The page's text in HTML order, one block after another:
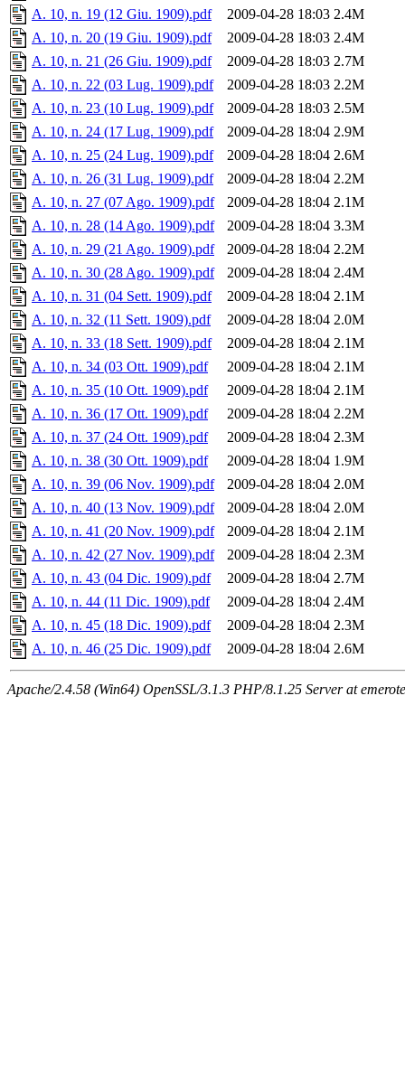
A. 10, n. 19 (12 Giu. 1909).pdf
2009-04-28 18:03 2.4M
A. 10, n. 20 (19 Giu. 1909).pdf
2009-04-28 18:03 2.4M
A. 10, n. 21 (26 Giu. 1909).pdf
2009-04-28 18:03 2.7M
A. 10, n. 22 (03 Lug. 1909).pdf
2009-04-28 18:03 2.2M
A. 10, n. 23 (10 Lug. 1909).pdf
2009-04-28 18:03 2.5M
A. 10, n. 24 (17 Lug. 1909).pdf
2009-04-28 18:04 2.9M
A. 10, n. 25 (24 Lug. 1909).pdf
2009-04-28 18:04 2.6M
A. 10, n. 26 (31 Lug. 1909).pdf
2009-04-28 18:04 2.2M
A. 10, n. 27 (07 Ago. 1909).pdf
2009-04-28 18:04 2.1M
A. 10, n. 28 (14 Ago. 1909).pdf
2009-04-28 18:04 3.3M
A. 10, n. 29 (21 Ago. 1909).pdf
2009-04-28 18:04 2.2M
A. 10, n. 30 (28 Ago. 1909).pdf
2009-04-28 18:04 2.4M
A. 10, n. 31 (04 Sett. 1909).pdf
2009-04-28 18:04 2.1M
A. 10, n. 32 (11 Sett. 1909).pdf
2009-04-28 18:04 2.0M
A. 10, n. 33 (18 Sett. 1909).pdf
2009-04-28 18:04 2.1M
A. 10, n. 34 (03 Ott. 1909).pdf
2009-04-28 18:04 2.1M
A. 10, n. 35 (10 Ott. 1909).pdf
2009-04-28 18:04 2.1M
A. 10, n. 36 (17 Ott. 1909).pdf
2009-04-28 18:04 2.2M
A. 10, n. 37 (24 Ott. 1909).pdf
2009-04-28 18:04 2.3M
A. 10, n. 38 (30 Ott. 1909).pdf
2009-04-28 18:04 1.9M
A. 10, n. 39 (06 Nov. 1909).pdf
2009-04-28 18:04 2.0M
A. 10, n. 40 (13 Nov. 1909).pdf
2009-04-28 18:04 2.0M
A. 10, n. 41 (20 Nov. 1909).pdf
2009-04-28 18:04 2.1M
A. 10, n. 42 (27 Nov. 1909).pdf
2009-04-28 18:04 2.3M
A. 10, n. 43 (04 Dic. 1909).pdf
2009-04-28 18:04 2.7M
A. 10, n. 44 (11 Dic. 1909).pdf
2009-04-28 18:04 2.4M
A. 10, n. 45 (18 Dic. 1909).pdf
2009-04-28 18:04 2.3M
A. 10, n. 46 (25 Dic. 1909).pdf
2009-04-28 18:04 2.6M
Apache/2.4.58 (Win64) OpenSSL/3.1.3 PHP/8.1.25 Server at